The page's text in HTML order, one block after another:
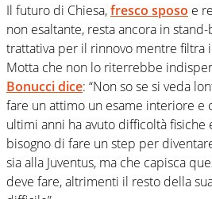
Il futuro di Chiesa,fresco sposo e
non esaltante, resta ancora in
trattativa per il rinnovo mentre filtra
Motta che non lo riterrebbe
Bonucci dice: “Non so se si veda
fare un attimo un esame interiore e
ultimi anni ha avuto difficoltà fisiche
bisogno di fare un step per
sia alla Juventus, ma che capisca
deve fare, altrimenti il resto della